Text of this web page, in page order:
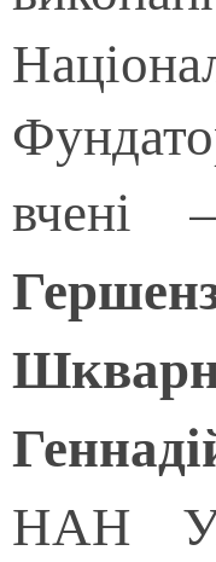
вчені
НАН